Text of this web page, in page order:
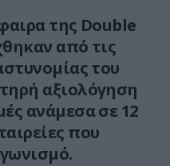
της Double
από τις
του
αξιολόγηση
ανάμεσα σε 12
που